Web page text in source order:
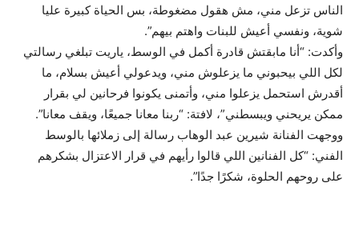
الناس تزعل مني، مش هقول مضغوطة، بس الحياة كبيرة عليا
شوية، ونفسي أعيش للبنات واهتم بيهم”.
وأكدت: “أنا مابقتش قادرة أكمل في الوسط، ياريت تبلغي رسالتي
لكل اللي بيحبوني ما يزعلوش مني، ويدعولي أعيش بسلام، ما
أقدرش استحمل يزعلوا مني، وأتمنى يكونوا فرحانين لي بقرار
ممكن يريحني ويبسطني”، لافتة: “ربنا معانا جميعًا، ويقف معانا”.
ووجهت الفنانة شيرين عبد الوهاب رسالة إلى زملائها بالوسط
الفني: “كل الفنانين اللي قالوا رأيهم في قرار الاعتزال بشكرهم
على روحهم الحلوة، شكرًا جدًا”.